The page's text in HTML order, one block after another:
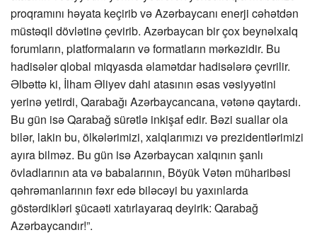
proqramını həyata keçirib və Azərbaycanı enerji cəhətdən
müstəqil dövlətinə çevirib. Azərbaycan bir çox beynəlxalq
forumların, platformaların və formatların mərkəzidir. Bu
hadisələr qlobal miqyasda əlamətdar hadisələrə çevrilir.
Əlbəttə ki, İlham Əliyev dahi atasının əsas vəsiyyətini
yerinə yetirdi, Qarabağı Azərbaycancana, vətənə qaytardı.
Bu gün isə Qarabağ sürətlə inkişaf edir. Bəzi suallar ola
bilər, lakin bu, ölkələrimizi, xalqlarımızı və prezidentlərimizi
ayıra bilməz. Bu gün isə Azərbaycan xalqının şanlı
övladlarının ata və babalarının, Böyük Vətən müharibəsi
qəhrəmanlarının fəxr edə biləcəyi bu yaxınlarda
göstərdikləri şücaəti xatırlayaraq deyirik: Qarabağ
Azərbaycandır!”.